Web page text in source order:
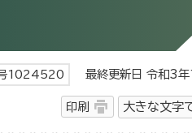
号1024520 最終更新日 令和3
印刷 大きな文字